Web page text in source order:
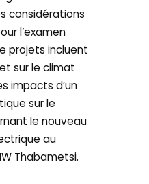
considérations
l’examen
projets incluent
sur le climat
impacts d’un
sur le
le nouveau
au
Thabametsi.